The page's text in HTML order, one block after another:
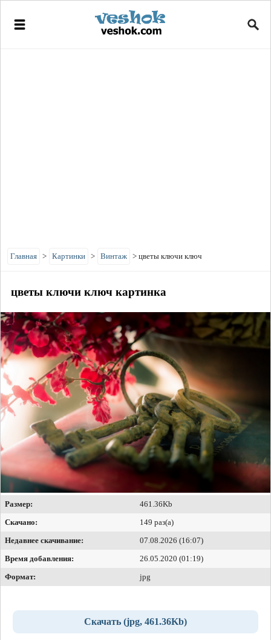
Главная > Картинки > Винтаж > цветы ключи ключ
цветы ключи ключ картинка
Размер:
461.36Kb
Скачано:
149 раз(а)
Недавнее скачивание:
07.08.2026 (16:07)
Время добавления:
26.05.2020 (01:19)
Формат:
jpg
Скачать (jpg, 461.36Kb)